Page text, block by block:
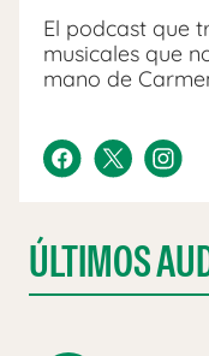
El podcast que
musicales que
mano de
ÚLTIMOS